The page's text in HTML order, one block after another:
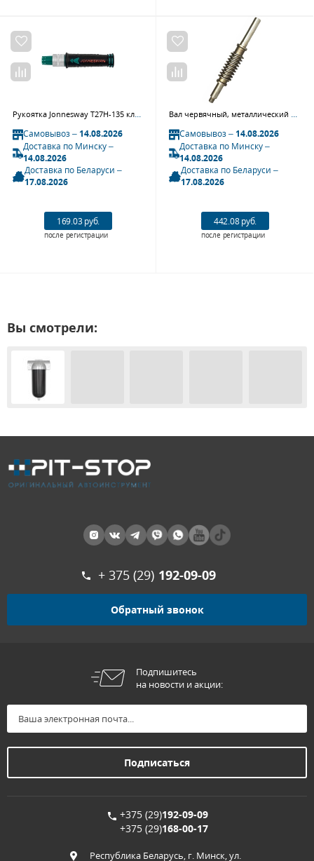
Самовывоз –14.08.2026
Доставка по Минску –
14.08.2026
Доставка по Беларуси –
17.08.2026
169.03 руб.
после регистрации
Самовывоз –14.08.2026
Доставка по Минску –
14.08.2026
Доставка по Беларуси –
17.08.2026
442.08 руб.
после регистрации
Вы смотрели:
+ 375 (29) 192-09-09
Обратный звонок
Подпишитесь
на новости и акции:
+375 (29)192-09-09
+375 (29)168-00-17
Республика Беларусь, г. Минск, ул.